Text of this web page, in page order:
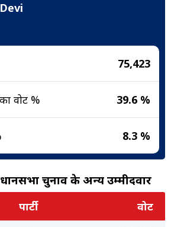
75,423
वोट % 39.6 %
8.3 %
चुनाव के अन्य उम्मीदवार
पार्टी वोट